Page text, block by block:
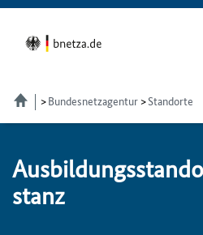
Bundesnetzagentur Standorte
stanz